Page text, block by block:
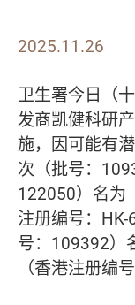
2025.11.26
卫生署今日（
发商凯健科研
施，因可能有
次（批号：
122050）名为
注册编号：
号：109392）
（香港注册编